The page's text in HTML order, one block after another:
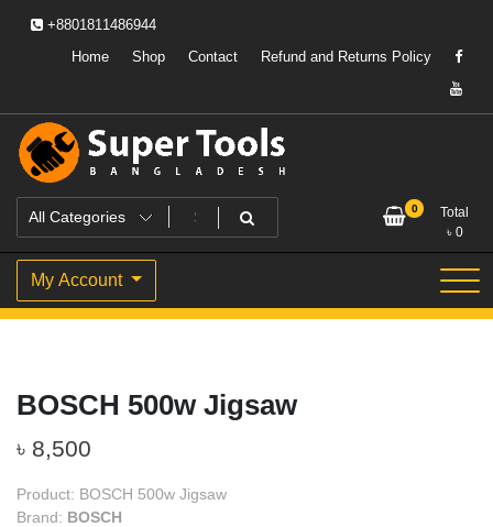
+8801811486944
Home
Shop Contact Refund and Returns Policy
Super Tools Bangladesh
Powering Professionals. Building Bangladesh.
0
Total
৳ 0
My Account
BOSCH 500w Jigsaw
৳ 8,500
Product: BOSCH 500w Jigsaw
Brand: BOSCH